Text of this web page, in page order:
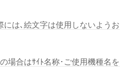
には､絵文字は使用しないようお
場合はｻｲﾄ名称･ご使用機種名を